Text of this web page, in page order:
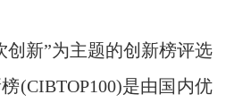
创新”为主题的创新榜评选
(CIBTOP100)是由国内优